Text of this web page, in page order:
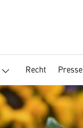
Recht Presse